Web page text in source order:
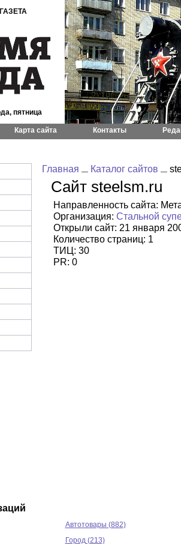
пятница
Карта сайта Контакты
Главная Каталог сайтов
Сайт steelsm.ru
Направленность сайта:
Организация: Стальной
Открыли сайт: 21 января
Количество страниц: 1
ТИЦ: 30
PR: 0
Автотовары (882)
Город (213)